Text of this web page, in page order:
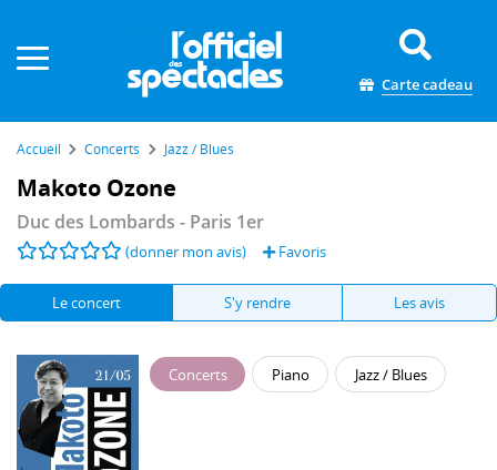
Carte cadeau
Accueil Concerts Jazz / Blues
Makoto Ozone
Duc des Lombards - Paris 1er
(donner mon avis) Favoris
Le concert S'y rendre Les avis
Concerts Piano Jazz / Blues